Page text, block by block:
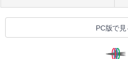
PC版で見